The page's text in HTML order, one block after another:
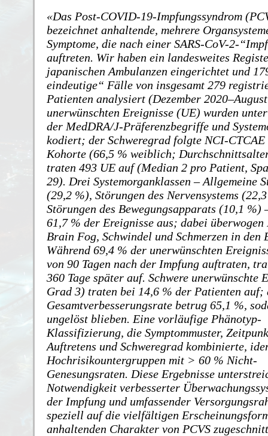
Das Post-COVID-19-Impfungssyndrom
bezeichnet anhaltende, mehrere
Symptome, die nach einer SARS-CoV-2-
auftreten. Wir haben ein landesweites
japanischen Ambulanzen eingerichtet und
eindeutige“ Fälle von insgesamt 279
Patienten analysiert (Dezember
unerwünschten Ereignisse (UE) wurden
der MedDRA/J-Präferenzbegriffe und
kodiert; der Schweregrad folgte NCI-
Kohorte (66,5 % weiblich;
traten 493 UE auf (Median 2 pro Patient,
29). Drei Systemorganklassen – Allgemeine
(29,2 %), Störungen des Nervensystems
Störungen des Bewegungsapparats (10,1 %)
61,7 % der Ereignisse aus; dabei
Brain Fog, Schwindel und Schmerzen in den
Während 69,4 % der unerwünschten
von 90 Tagen nach der Impfung auftraten,
360 Tage später auf. Schwere unerwünschte
Grad 3) traten bei 14,6 % der Patienten auf;
Gesamtverbesserungsrate betrug 65,1 %,
ungelöst blieben. Eine vorläufige Phänotyp-
Klassifizierung, die Symptommuster,
Auftretens und Schweregrad kombinierte,
Hochrisikountergruppen mit > 60 % Nicht-
Genesungsraten. Diese Ergebnisse
Notwendigkeit verbesserter
der Impfung und umfassender
speziell auf die vielfältigen
anhaltenden Charakter von PCVS